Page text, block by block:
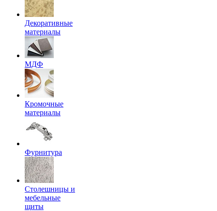
Декоративные
материалы
МДФ
Кромочные
материалы
Фурнитура
Столешницы и
мебельные
щиты